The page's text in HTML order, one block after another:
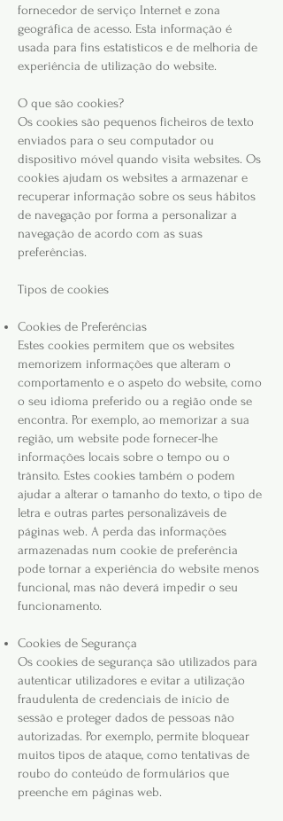
fornecedor de serviço Internet e zona
geográfica de acesso. Esta informação é
usada para fins estatísticos e de melhoria de
experiência de utilização do website.
O que são cookies?
Os cookies são pequenos ficheiros de texto
enviados para o seu computador ou
dispositivo móvel quando visita websites. Os
cookies ajudam os websites a armazenar e
recuperar informação sobre os seus hábitos
de navegação por forma a personalizar a
navegação de acordo com as suas
preferências.
Tipos de cookies
Cookies de Preferências
Estes cookies permitem que os websites
memorizem informações que alteram o
comportamento e o aspeto do website, como
o seu idioma preferido ou a região onde se
encontra. Por exemplo, ao memorizar a sua
região, um website pode fornecer-lhe
informações locais sobre o tempo ou o
trânsito. Estes cookies também o podem
ajudar a alterar o tamanho do texto, o tipo de
letra e outras partes personalizáveis de
páginas web. A perda das informações
armazenadas num cookie de preferência
pode tornar a experiência do website menos
funcional, mas não deverá impedir o seu
funcionamento.
Cookies de Segurança
Os cookies de segurança são utilizados para
autenticar utilizadores e evitar a utilização
fraudulenta de credenciais de início de
sessão e proteger dados de pessoas não
autorizadas. Por exemplo, permite bloquear
muitos tipos de ataque, como tentativas de
roubo do conteúdo de formulários que
preenche em páginas web.